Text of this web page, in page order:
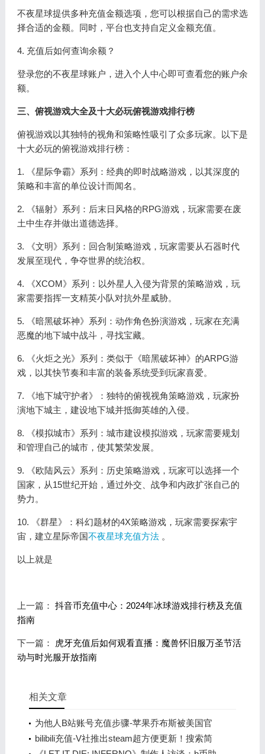
不夜星球提供多种充值金额选项，您可以根据自己的需求选
择合适的金额。同时，平台也支持自定义金额充值。
4. 充值后如何查询余额？
登录您的不夜星球账户，进入个人中心即可查看您的账户余
额。
三、俯视游戏大全及十大必玩俯视游戏排行榜
俯视游戏以其独特的视角和策略性吸引了众多玩家。以下是
十大必玩的俯视游戏排行榜：
1. 《星际争霸》系列：经典的即时战略游戏，以其深度的
策略和丰富的单位设计而闻名。
2. 《辐射》系列：后末日风格的RPG游戏，玩家需要在废
土中生存并做出道德选择。
3. 《文明》系列：回合制策略游戏，玩家需要从石器时代
发展至现代，争夺世界的统治权。
4. 《XCOM》系列：以外星人入侵为背景的策略游戏，玩
家需要指挥一支精英小队对抗外星威胁。
5. 《暗黑破坏神》系列：动作角色扮演游戏，玩家在充满
恶魔的地下城中战斗，寻找宝藏。
6. 《火炬之光》系列：类似于《暗黑破坏神》的ARPG游
戏，以其快节奏和丰富的装备系统受到玩家喜爱。
7. 《地下城守护者》：独特的俯视视角策略游戏，玩家扮
演地下城主，建设地下城并抵御英雄的入侵。
8. 《模拟城市》系列：城市建设模拟游戏，玩家需要规划
和管理自己的城市，使其繁荣发展。
9. 《欧陆风云》系列：历史策略游戏，玩家可以选择一个
国家，从15世纪开始，通过外交、战争和内政扩张自己的
势力。
10. 《群星》：科幻题材的4X策略游戏，玩家需要探索宇
宙，建立星际帝国不夜星球充值方法。
以上就是
上一篇： 抖音币充值中心：2024年冰球游戏排行榜及充值
指南
下一篇：
虎牙充值后如何观看直播：魔兽怀旧服万圣节活
动与时光服开放指南
相关文章
为他人B站账号充值步骤-苹果乔布斯被美国官
方认可！将现身在1美元纪念币上
bilibili充值-V社推出steam超方便更新！搜索简